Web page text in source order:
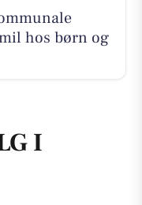
hos børn og
I